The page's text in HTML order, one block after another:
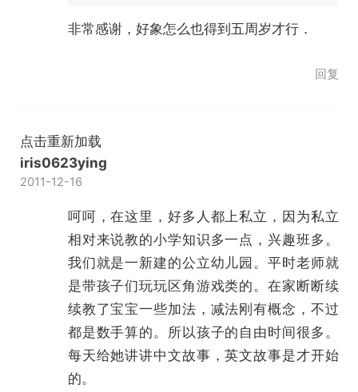
非常感谢，好象怎么也得到五周岁才行．
回复
点击重新加载
iris0623ying
2011-12-16
呵呵，在这里，好多人都上私立，因为私立
相对来说教的小学知识多一点，兴趣班多。
我们就是一新建的公立幼儿园。平时老师就
是带孩子们玩玩区角游戏类的。在家断断续
续教了宝宝一些加法，减法刚有概念，不过
都是数手算的。所以孩子的自由时间很多。
每天给她讲讲中文故事，英文故事是才开始
的。